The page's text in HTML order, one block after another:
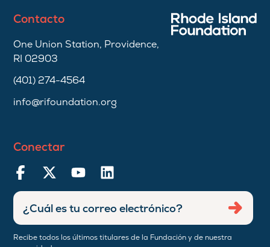
Contacto
One Union Station, Providence,
RI 02903
(401) 274-4564
info@rifoundation.org
Conectar
Recibe todos los últimos titulares de la Fundación y de nuestra
Ingresar
dirección
de
correo
Enviar